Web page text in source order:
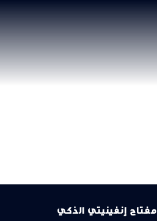
مفتاح إنفينيتي الذكي